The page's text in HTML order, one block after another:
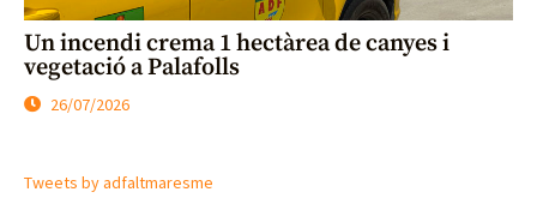
Un incendi crema 1 hectàrea de canyes i
vegetació a Palafolls
26/07/2026
Tweets by adfaltmaresme